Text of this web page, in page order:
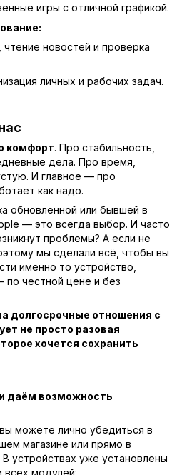
игры с отличной графикой.
новостей и проверка
личных и рабочих задач.
комфорт. Про стабильность,
дела. Про время,
И главное — про
как надо.
обновлённой или бывшей в
— это всегда выбор. И часто
проблемы? А если не
мы сделали всё, чтобы вы
именно то устройство,
честной цене и без
долгосрочные отношения с
не просто разовая
хочется сохранить
даём возможность
можете лично убедиться в
магазине или прямо в
устройствах уже установлены
всех модулей: